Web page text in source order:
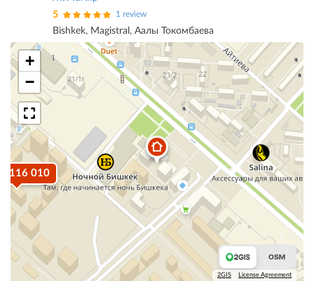
5 1 review
Bishkek, Magistral, Аалы Токомбаева
$ 116 010
+
−
2GIS License Agreement